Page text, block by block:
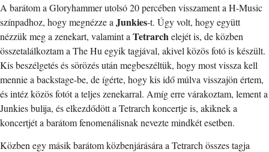
A barátom a Gloryhammer utolsó 20 percében visszament a H-Music
színpadhoz, hogy megnézze a Junkies-t. Úgy volt, hogy együtt
nézzük meg a zenekart, valamint a Tetrarchelejét is, de közben
összetalálkoztam a The Hu egyik tagjával, akivel közös fotó is készült.
Kis beszélgetés és sörözés után megbeszéltük, hogy most vissza kell
mennie a backstage-be, de ígérte, hogy kis idő múlva visszajön értem,
és intéz közös fotót a teljes zenekarral. Amíg erre várakoztam, lement a
Junkies bulija, és elkezdődött a Tetrarch koncertje is, akiknek a
koncertjét a barátom fenomenálisnak nevezte mindkét esetben.
Közben egy másik barátom közbenjárására a Tetrarch összes tagja